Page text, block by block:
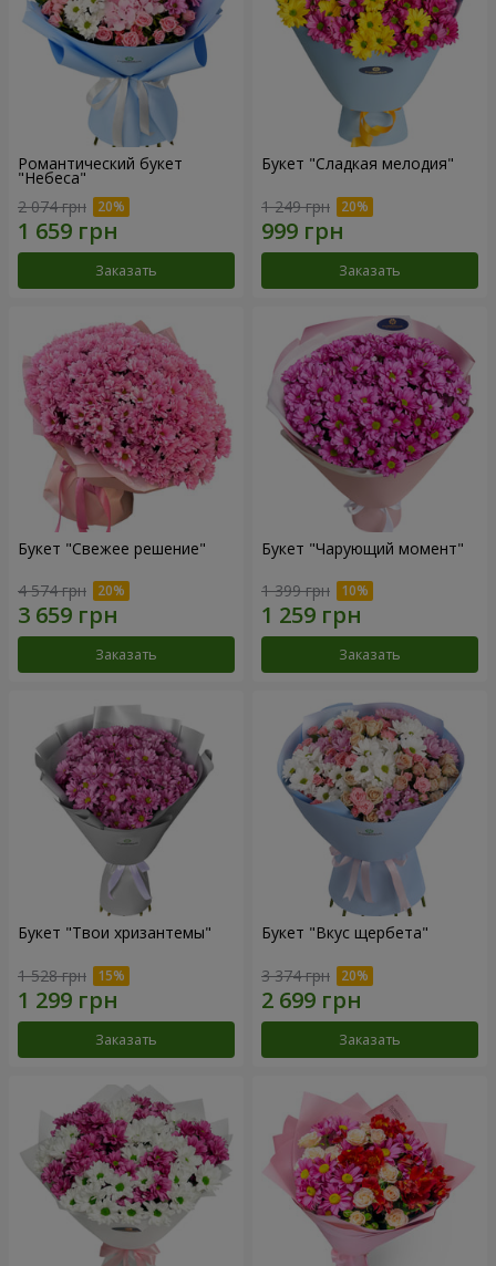
Романтический букет
"Небеса"
2 074 грн
Заказать
Букет "Сладкая мелодия"
1 249 грн
Заказать
Букет "Свежее решение"
4 574 грн
Заказать
Букет "Чарующий момент"
1 399 грн
Заказать
Букет "Твои хризантемы"
1 528 грн
Заказать
Букет "Вкус щербета"
3 374 грн
Заказать